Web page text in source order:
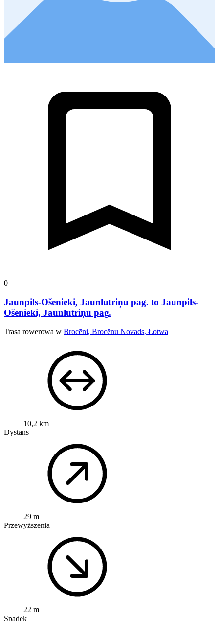
0
Jaunpils-Ošenieki, Jaunlutriņu pag. to Jaunpils-
Ošenieki, Jaunlutriņu pag.
Trasa rowerowa w Brocēni, Brocēnu Novads, Łotwa
10,2 km
Dystans
29 m
Przewyższenia
22 m
Spadek